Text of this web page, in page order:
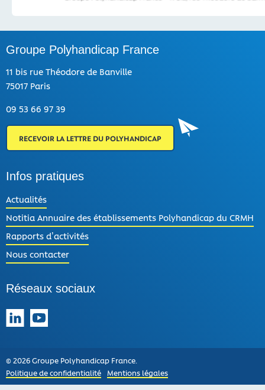
Groupe Polyhandicap France
11 bis rue Théodore de Banville
75017 Paris
09 53 66 97 39
RECEVOIR LA LETTRE DU POLYHANDICAP
Infos pratiques
Actualités
- Actif
Notitia Annuaire des établissements Polyhandicap du CRMH
Rapports d’activités
Nous contacter
Réseaux sociaux
© 2026 Groupe Polyhandicap France.
Politique de confidentialité
Mentions légales